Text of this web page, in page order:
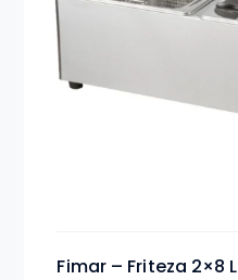
Fimar – Friteza 2×8 L